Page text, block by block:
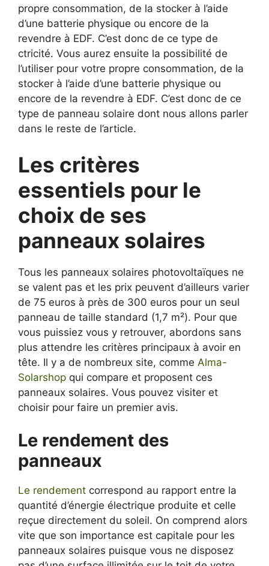
propre consommation, de la stocker à l’aide
d’une batterie physique ou encore de la
revendre à EDF. C’est donc de ce type de
ctricité. Vous aurez ensuite la possibilité de
l’utiliser pour votre propre consommation, de la
stocker à l’aide d’une batterie physique ou
encore de la revendre à EDF. C’est donc de ce
type de panneau solaire dont nous allons parler
dans le reste de l’article.
Les critères
essentiels pour le
choix de ses
panneaux solaires
Tous les panneaux solaires photovoltaïques ne
se valent pas et les prix peuvent d’ailleurs varier
de 75 euros à près de 300 euros pour un seul
panneau de taille standard (1,7 m²). Pour que
vous puissiez vous y retrouver, abordons sans
plus attendre les critères principaux à avoir en
tête. Il y a de nombreux site, comme Alma-
Solarshop qui compare et proposent ces
panneaux solaires. Vous pouvez visiter et
choisir pour faire un premier avis.
Le rendement des
panneaux
Le rendement correspond au rapport entre la
quantité d’énergie électrique produite et celle
reçue directement du soleil. On comprend alors
vite que son importance est capitale pour les
panneaux solaires puisque vous ne disposez